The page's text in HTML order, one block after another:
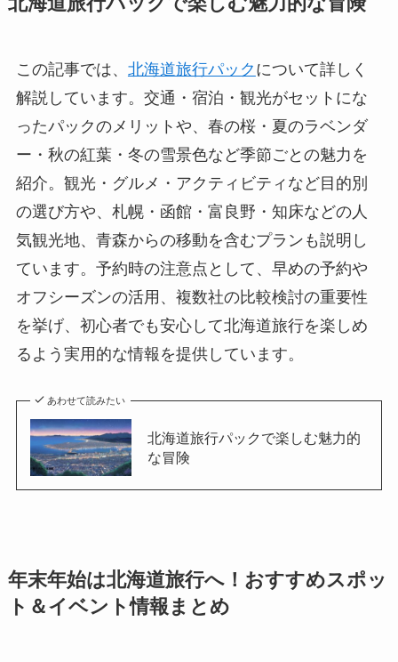
この記事では、 北海道旅行パック について詳しく
解説しています。交通・宿泊・観光がセットにな
ったパックのメリットや、春の桜・夏のラベンダ
ー・秋の紅葉・冬の雪景色など季節ごとの魅力を
紹介。観光・グルメ・アクティビティなど目的別
の選び方や、札幌・函館・富良野・知床などの人
気観光地、青森からの移動を含むプランも説明し
ています。予約時の注意点として、早めの予約や
オフシーズンの活用、複数社の比較検討の重要性
を挙げ、初心者でも安心して北海道旅行を楽しめ
るよう実用的な情報を提供しています。
あわせて読みたい
北海道旅行パックで楽しむ魅力的
な冒険
年末年始は北海道旅行へ！おすすめスポッ
ト＆イベント情報まとめ